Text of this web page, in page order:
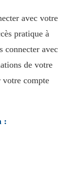
avec votre
pratique à
connecter avec
de votre
votre compte
: